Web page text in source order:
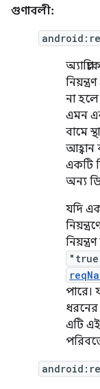
গুণাবলী:
না হলে
এমন
বামে
একটি
অন্য
যদি
পারে।
ধরনের
এটি